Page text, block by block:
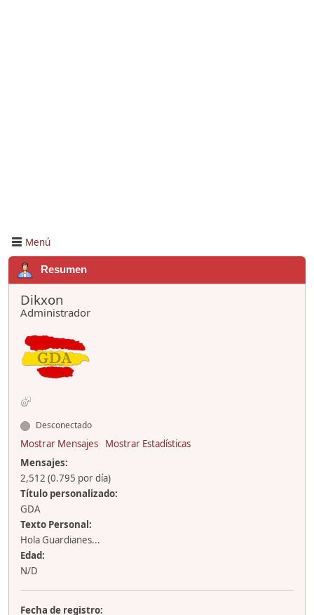
Menú
Resumen
Dikxon
Administrador
Desconectado
Mostrar Mensajes
Mostrar Estadísticas
Mensajes:
2,512 (0.795 por día)
Título personalizado:
GDA
Texto Personal:
Hola Guardianes...
Edad:
N/D
Fecha de registro: